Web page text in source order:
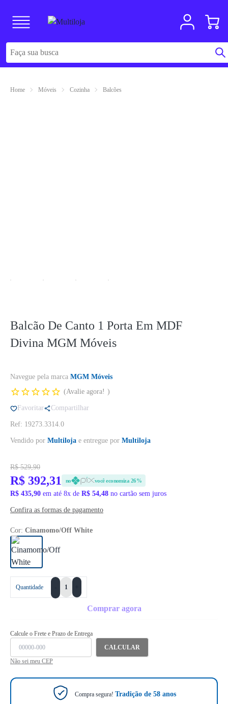
Home Móveis Cozinha Balcões
Balcão De Canto 1 Porta Em MDF
Divina MGM Móveis
Navegue pela marca MGM Móveis
Avalie agora!
Favoritar Compartilhar
Ref: 19273.3314.0
Vendido por Multiloja e entregue por Multiloja
R$ 529,90
R$ 392,31 no você economiza 26%
R$ 435,90 em até 8x de R$ 54,48 no cartão sem juros
Confira as formas de pagamento
Cor: Cinamomo/Off White
Quantidade
Comprar agora
Calcule o Frete e Prazo de Entrega
CALCULAR
Não sei meu CEP
Compra segura! Tradição de 58 anos